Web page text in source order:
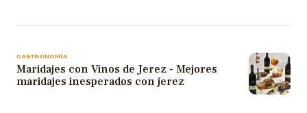
GASTRONOMÍA
Maridajes con Vinos de Jerez - Mejores
maridajes inesperados con jerez